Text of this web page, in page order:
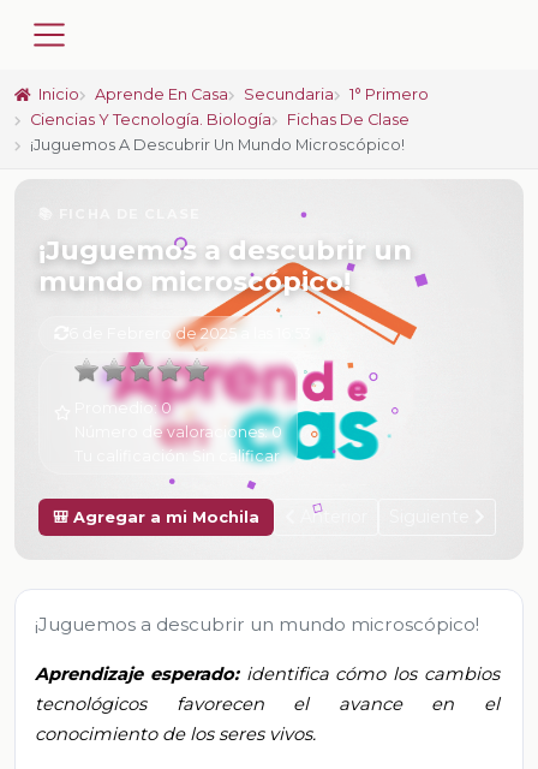
Inicio Aprende En Casa Secundaria
1° Primero
Ciencias Y Tecnología. Biología
Fichas De Clase
¡Juguemos A Descubrir Un Mundo Microscópico!
¡Juguemos a descubrir un
mundo microscópico!
6 de Febrero de 2025 a las 16:53
Promedio:0
Número de valoraciones:0
Tu calificación: Sin calificar
🎒 Agregar a mi Mochila Anterior
¡Juguemos a descubrir un mundo microscópico!
Aprendizaje esperado: identifica cómo los cambios
tecnológicos favorecen el avance en el
conocimiento de los seres vivos.